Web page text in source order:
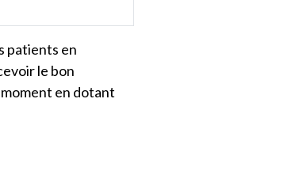
patients en
le bon
en dotant